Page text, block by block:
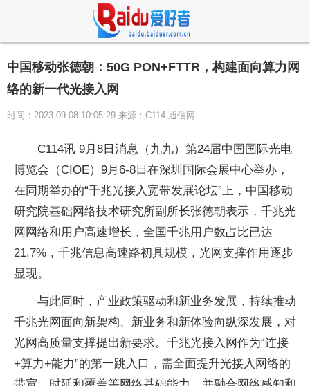
中国移动张德朝：50G PON+FTTR，构建面向算力网
络的新一代光接入网
时间：2023-09-08 10:05:29 来源：C114 通信网
C114讯 9月8日消息（九九）第24届中国国际光电
博览会（CIOE）9月6-8日在深圳国际会展中心举办，
在同期举办的“千兆光接入宽带发展论坛”上，中国移动
研究院基础网络技术研究所副所长张德朝表示，千兆光
网网络和用户高速增长，全国千兆用户数占比已达
21.7%，千兆信息高速路初具规模，光网支撑作用逐步
显现。
与此同时，产业政策驱动和新业务发展，持续推动
千兆光网面向新架构、新业务和新体验向纵深发展，对
光网高质量支撑提出新要求。千兆光接入网作为“连接
+算力+能力”的第一跳入口，需全面提升光接入网络的